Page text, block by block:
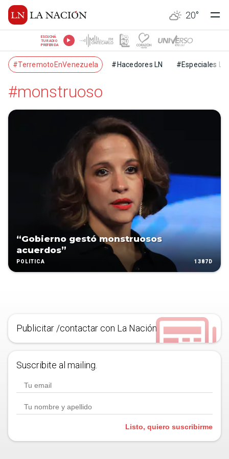
20°
ESCUCHÁ
TU RADIO
PREFERIDA
#TerremotoEnVenezuela #Hacedores LN #Especiales LN
#monstruoso
“Gobierno gestó monstruosos
acuerdos”
POLÍTICA 1387D
Publicitar /contactar con La Nación
Suscribite al mailing.
Listo, quiero suscribirme